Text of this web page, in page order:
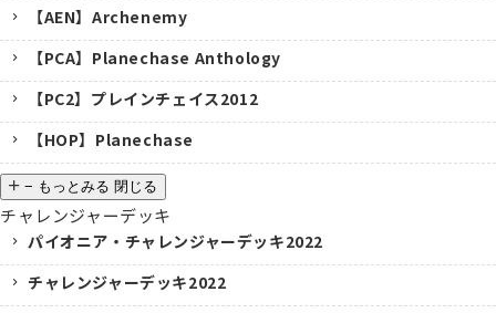
【AEN】Archenemy
【PCA】Planechase Anthology
【PC2】プレインチェイス2012
【HOP】Planechase
− もっとみる 閉じる
チャレンジャーデッキ
パイオニア・チャレンジャーデッキ2022
チャレンジャーデッキ2022